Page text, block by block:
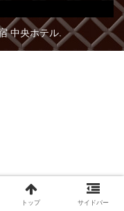
中央ホテル.
トップ サイドバー